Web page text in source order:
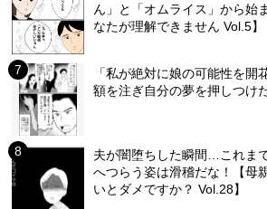
ん」と「オムライス」から始
なたが理解できません Vol.5】
「私が絶対に娘の可能性を
額を注ぎ自分の夢を押しつけ
夫が闇堕ちした瞬間…これま
へつらう姿は滑稽だな！【母
いとダメですか？ Vol.28】